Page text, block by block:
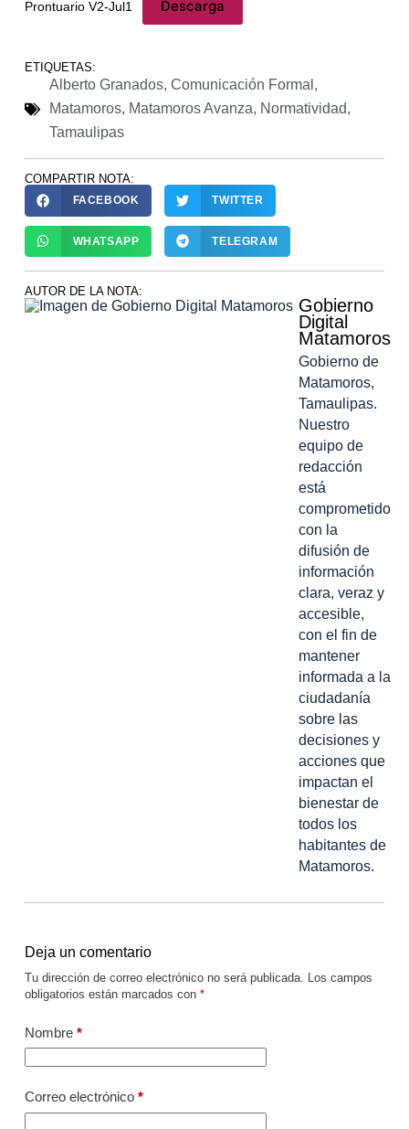
Prontuario V2-Jul1 Descarga
ETIQUETAS:
Alberto Granados, Comunicación Formal ,
Matamoros, Matamoros Avanza, Normatividad,
Tamaulipas
COMPARTIR NOTA:
FACEBOOK TWITTER
WHATSAPP TELEGRAM
AUTOR DE LA NOTA:
Gobierno
Digital
Matamoros
Gobierno de
Matamoros,
Tamaulipas.
Nuestro
equipo de
redacción
está
comprometido
con la
difusión de
información
clara, veraz y
accesible,
con el fin de
mantener
informada a la
ciudadanía
sobre las
decisiones y
acciones que
impactan el
bienestar de
todos los
habitantes de
Matamoros.
Deja un comentario
Tu dirección de correo electrónico no será publicada. Los campos
obligatorios están marcados con *
Nombre*
Correo electrónico*